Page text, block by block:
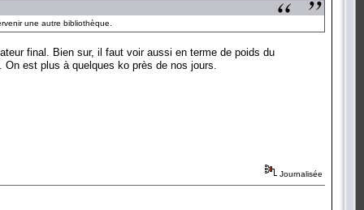
une autre bibliothèque.
final. Bien sur, il faut voir aussi en terme de poids du
est plus à quelques ko près de nos jours.
Journalisée